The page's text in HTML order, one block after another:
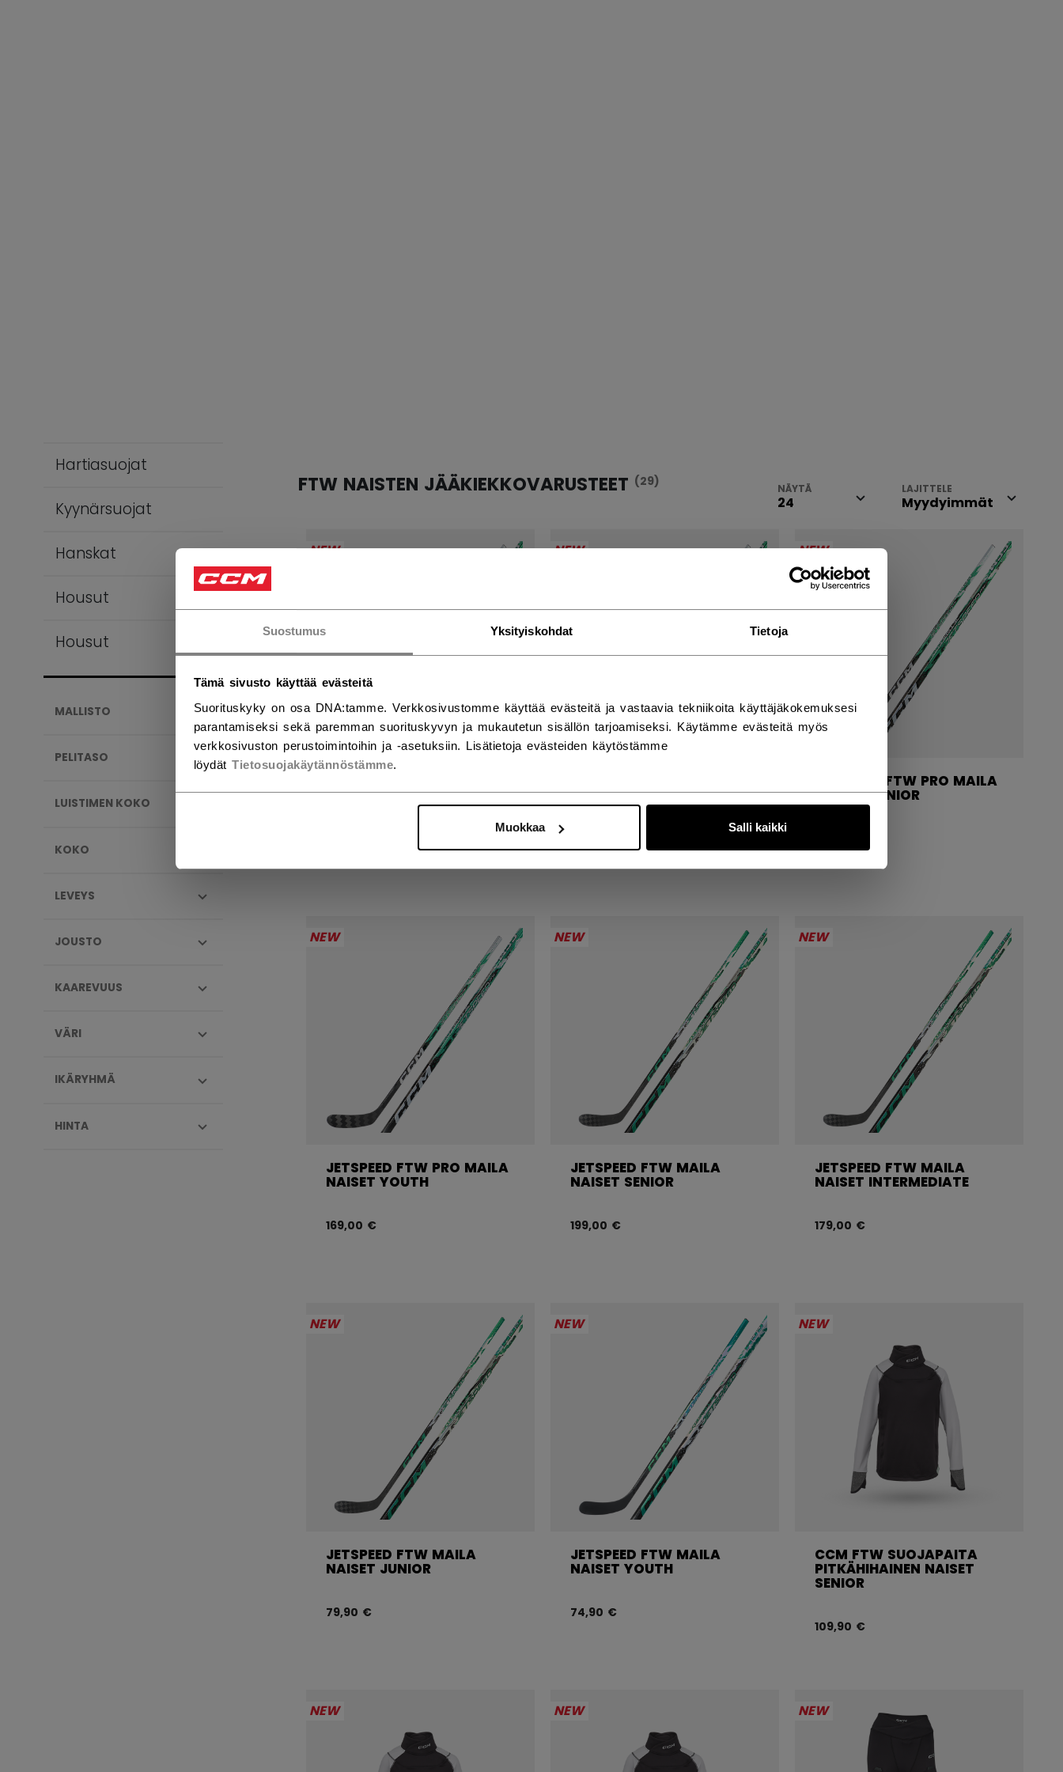
Suostumus Yksityiskohdat Tietoja
Tämä sivusto käyttää evästeitä
Suorituskyky on osa DNA:tamme. Verkkosivustomme käyttää evästeitä ja vastaavia tekniikoita käyttäjäkokemuksesi
parantamiseksi sekä paremman suorituskyvyn ja mukautetun sisällön tarjoamiseksi. Käytämme evästeitä myös
verkkosivuston perustoimintoihin ja -asetuksiin. Lisätietoja evästeiden käytöstämme
löydät Tietosuojakäytännöstämme.
Muokkaa Salli kaikki
Hartiasuojat
Kyynärsuojat
Hanskat
Housut
Housut
MALLISTO
PELITASO
LUISTIMEN KOKO
KOKO
LEVEYS
JOUSTO
KAAREVUUS
VÄRI
IKÄRYHMÄ
HINTA
FTW NAISTEN JÄÄKIEKKOVARUSTEET (29) NÄYTÄ LAJITTELE
NEW
NAISET SENIOR
NEW
NAISET INTERMEDIATE
NEW
JETSPEED FTW PRO MAILA
NAISET JUNIOR
NEW
JETSPEED FTW PRO MAILA
NAISET YOUTH
169,00 €
NEW
JETSPEED FTW MAILA
NAISET SENIOR
199,00 €
NEW
JETSPEED FTW MAILA
NAISET INTERMEDIATE
179,00 €
NEW
JETSPEED FTW MAILA
NAISET JUNIOR
79,90 €
NEW
JETSPEED FTW MAILA
NAISET YOUTH
74,90 €
NEW
CCM FTW SUOJAPAITA
PITKÄHIHAINEN NAISET
SENIOR
109,90 €
NEW NEW NEW